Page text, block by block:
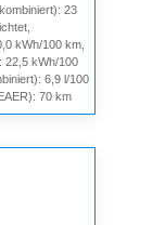
23
kWh/100 km,
22,5 kWh/100
6,9 l/100
70 km